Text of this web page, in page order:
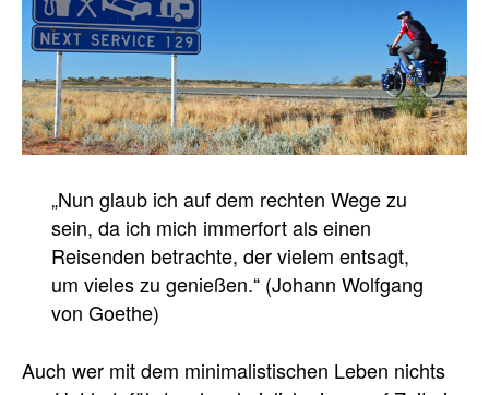
„Nun glaub ich auf dem rechten Wege zu
sein, da ich mich immerfort als einen
Reisenden betrachte, der vielem entsagt,
um vieles zu genießen.“ (Johann Wolfgang
von Goethe)
Auch wer mit dem minimalistischen Leben nichts